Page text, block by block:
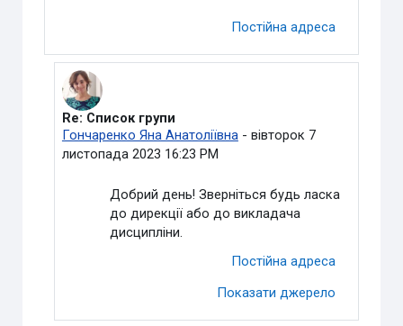
Постійна адреса
У відповідь на Видалений користувач
Re: Список групи
Гончаренко Яна Анатоліївна- вівторок 7
листопада 2023 16:23 PM
Добрий день! Зверніться будь ласка
до дирекції або до викладача
дисципліни.
Постійна адреса
Показати джерело